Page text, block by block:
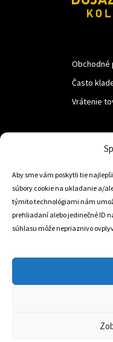
Aby sme vám poskytli tie
súbory cookie na ukladanie a/
týmito technológiami nám
prehliadaní alebo jedinečné ID
súhlasu môže nepriaznivo
Obchodné
Často
Vrátenie
Trstená
+421 905